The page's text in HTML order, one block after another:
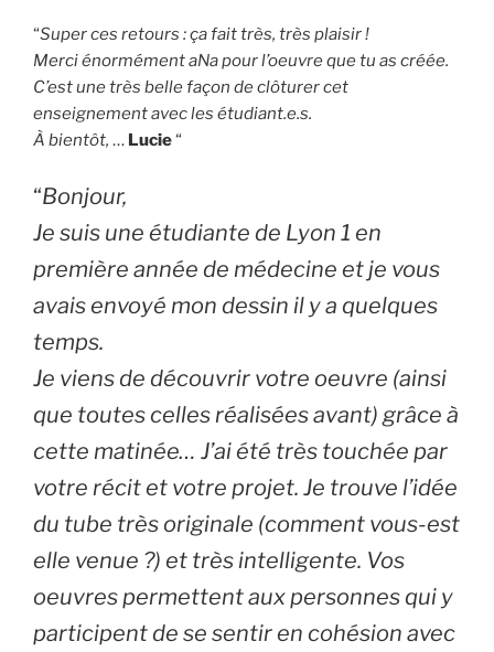
“Super ces retours : ça fait très, très plaisir !
Merci énormément aNa pour l’oeuvre que tu as créée.
C’est une très belle façon de clôturer cet
enseignement avec les étudiant.e.s.
À bientôt, … Lucie“
“Bonjour,
Je suis une étudiante de Lyon 1 en
première année de médecine et je vous
avais envoyé mon dessin il y a quelques
temps.
Je viens de découvrir votre oeuvre (ainsi
que toutes celles réalisées avant) grâce à
cette matinée… J’ai été très touchée par
votre récit et votre projet. Je trouve l’idée
du tube très originale (comment vous-est
elle venue ?) et très intelligente. Vos
oeuvres permettent aux personnes qui y
participent de se sentir en cohésion avec